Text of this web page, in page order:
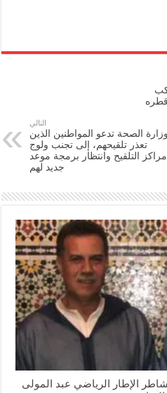
ويبلغ قطره
التالي
وزارة الصحة تدعو المواطنين الذين
تعذر تلقيحهم، إلى تجنب ولوج
مراكز التلقيح وانتظار برمجة موعد
جديد لهم
الإطار الرياضي عبد المولى